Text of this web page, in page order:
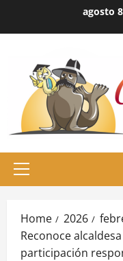
agosto
Primary
Home 2026
Reconoce
participación